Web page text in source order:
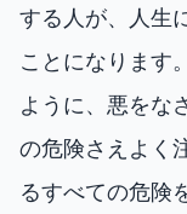
する人が、人生
ことになります
ように、悪をな
の危険さえよく
るすべての危険